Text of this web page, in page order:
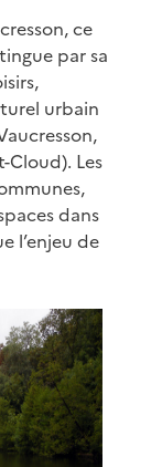
ce
par sa
urbain
Cloud). Les
dans
l’enjeu de